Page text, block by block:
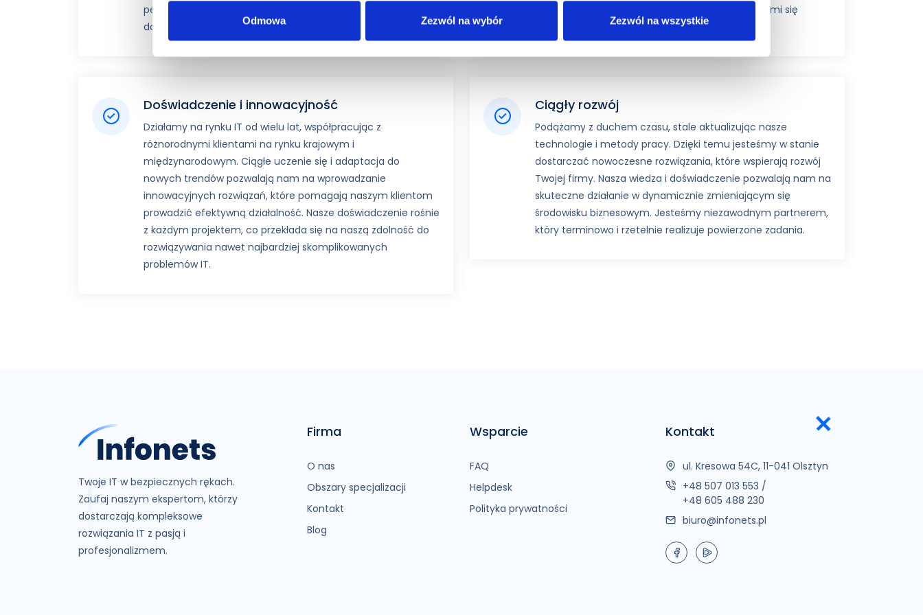
Odmowa Zezwól na wybór Zezwól na wszystkie
personalizacja – każdemu klientowi oferujemy rozwiązania
dostosowane do jego specyficznych potrzeb.
rozwiązanie problemów informatycznych, z którymi się
Doświadczenie i innowacyjność
Działamy na rynku IT od wielu lat, współpracując z
różnorodnymi klientami na rynku krajowym i
międzynarodowym. Ciągłe uczenie się i adaptacja do
nowych trendów pozwalają nam na wprowadzanie
innowacyjnych rozwiązań, które pomagają naszym klientom
prowadzić efektywną działalność. Nasze doświadczenie rośnie
z każdym projektem, co przekłada się na naszą zdolność do
rozwiązywania nawet najbardziej skomplikowanych
problemów IT.
Ciągły rozwój
Podążamy z duchem czasu, stale aktualizując nasze
technologie i metody pracy. Dzięki temu jesteśmy w stanie
dostarczać nowoczesne rozwiązania, które wspierają rozwój
Twojej firmy. Nasza wiedza i doświadczenie pozwalają nam na
skuteczne działanie w dynamicznie zmieniającym się
środowisku biznesowym. Jesteśmy niezawodnym partnerem,
który terminowo i rzetelnie realizuje powierzone zadania.
Twoje IT w bezpiecznych rękach.
Zaufaj naszym ekspertom, którzy
dostarczają kompleksowe
rozwiązania IT z pasją i
profesjonalizmem.
Firma
O nas
Obszary specjalizacji
Kontakt
Blog
Wsparcie
FAQ
Helpdesk
Polityka prywatności
Kontakt
ul. Kresowa 54C, 11-041 Olsztyn
+48 507 013 553 /
+48 605 488 230
biuro@infonets.pl